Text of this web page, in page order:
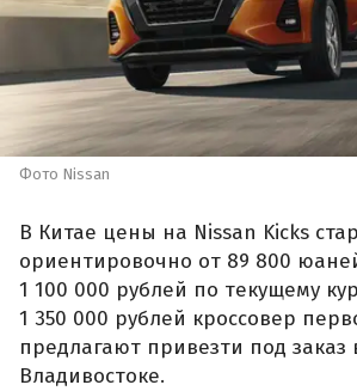
Фото Nissan
В Китае цены на Nissan Kicks
ориентировочно от 89 800
1 100 000 рублей по текущему
1 350 000 рублей кроссовер
предлагают привезти под заказ
Владивостоке.